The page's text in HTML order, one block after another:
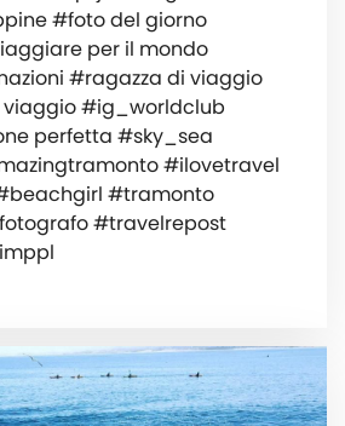
#foto del giorno
per il mondo
#ragazza di viaggio
#ig_worldclub
perfetta #sky_sea
#ilovetravel
#tramonto
#travelrepost